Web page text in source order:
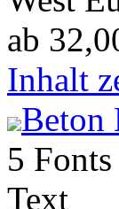
ab
Inhalt
Beton
5 Fonts
Text